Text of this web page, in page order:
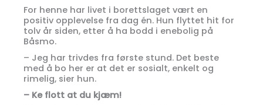
For henne har livet i borettslaget vært en
positiv opplevelse fra dag én. Hun flyttet hit for
tolv år siden, etter å ha bodd i enebolig på
Båsmo.
– Jeg har trivdes fra første stund. Det beste
med å bo her er at det er sosialt, enkelt og
rimelig, sier hun.
– Ke flott at du kjæm!